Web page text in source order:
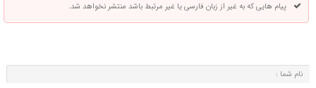
پیام هایی که به غیر از زبان فارسی یا غیر مرتبط باشد منتشر نخواهد شد.